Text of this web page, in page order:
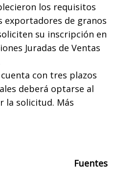
los requisitos
exportadores de granos
su inscripción en
Juradas de Ventas
cuenta con tres plazos
deberá optarse al
la solicitud. Más
Fuentes